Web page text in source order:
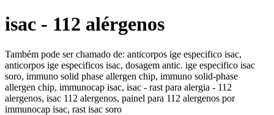
isac - 112 alérgenos
Também pode ser chamado de: anticorpos ige especifico isac,
anticorpos ige especificos isac, dosagem antic. ige especifico isac
soro, immuno solid phase allergen chip, immuno solid-phase
allergen chip, immunocap isac, isac - rast para alergia - 112
alergenos, isac 112 alergenos, painel para 112 alergenos por
immunocap isac, rast isac soro